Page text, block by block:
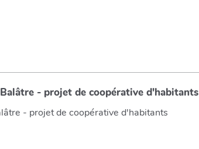
- projet de coopérative d'habitants
- projet de coopérative d'habitants